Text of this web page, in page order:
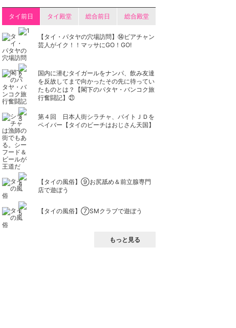
タイ前日 タイ殿堂 総合前日 総合殿堂
【タイ・パタヤの穴場訪問】⑭ビアチャン
芸人がイク！！マッサにGO！GO!
国内に潜むタイガールをナンパ、飲み友達
を反故してまで向かったその先に待ってい
たものとは？【閣下のパタヤ・バンコク旅
行奮闘記】㉑
第４回 日本人街シラチャ、バイトＪＤを
ペイバー【タイのビーチはおじさん天国】
【タイの風俗】​⑨お尻舐め＆前立腺専門
店で遊ぼう
【タイの風俗】​⑦SMクラブで遊ぼう
もっと見る